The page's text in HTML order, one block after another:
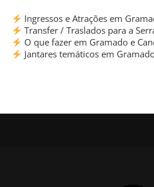
Ingressos e Atrações em
Transfer / Traslados para a
O que fazer em Gramado e
Jantares temáticos em